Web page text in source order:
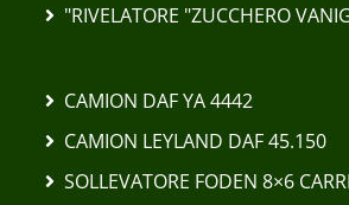
"RIVELATORE "ZUCCHERO
CAMION DAF YA 4442
CAMION LEYLAND DAF 45.150
SOLLEVATORE FODEN 8×6